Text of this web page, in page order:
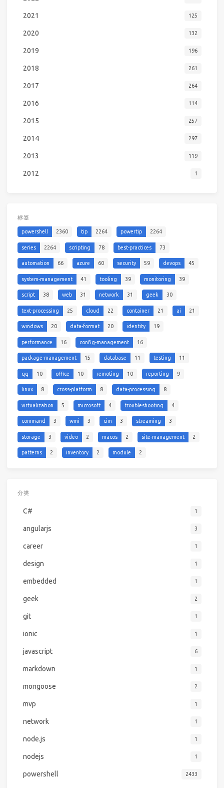
2021 125
2020 132
2019 196
2018 261
2017 264
2016 114
2015 257
2014 297
2013 119
2012 1
标签
powershell 2360 tip 2264 powertip 2264
series 2264 scripting 78 best-practices 73
automation 66 azure 60 security 59 devops 45
system-management 41 tooling 39 monitoring 39
script 38 web 31 network 31 geek 30
text-processing 25 cloud 22 container 21 ai 21
windows 20 data-format 20 identity 19
performance 16 config-management 16
package-management 15 database 11 testing 11
qq 10 office 10 remoting 10 reporting 9
linux 8 cross-platform 8 data-processing 8
virtualization 5 microsoft 4 troubleshooting 4
command 3 wmi 3 cim 3 streaming 3
storage 3 video 2 macos 2 site-management 2
patterns 2 inventory 2 module 2
分类
C# 1
angularjs 3
career 1
design 1
embedded 1
geek 2
git 1
ionic 1
javascript 6
markdown 1
mongoose 2
mvp 1
network 1
node.js 1
nodejs 1
powershell 2433